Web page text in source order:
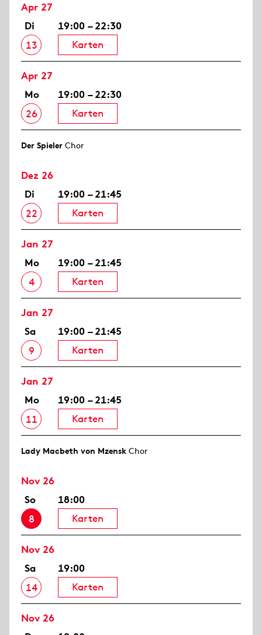
Apr 27
Di
13
19:00 – 22:30
Karten
Apr 27
Mo
26
19:00 – 22:30
Karten
Der Spieler Chor
Dez 26
Di
22
19:00 – 21:45
Karten
Jan 27
Mo
4
19:00 – 21:45
Karten
Jan 27
Sa
9
19:00 – 21:45
Karten
Jan 27
Mo
11
19:00 – 21:45
Karten
Lady Macbeth von Mzensk Chor
Nov 26
So
8
18:00
Karten
Nov 26
Sa
14
19:00
Karten
Nov 26